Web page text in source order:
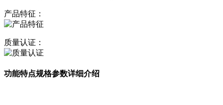
产品特征：
质量认证：
功能特点规格参数详细介绍